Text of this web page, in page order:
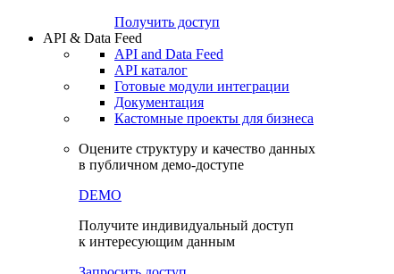
Получить доступ
API & Data Feed
API and Data Feed
API каталог
Готовые модули интеграции
Документация
Кастомные проекты для бизнеса
Оцените структуру и качество данных
в публичном демо-доступе
DEMO
Получите индивидуальный доступ
к интересующим данным